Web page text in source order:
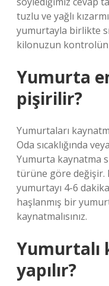
tuzlu ve yağlı
yumurtayla birlikte
kilonuzun
Yumurta
pişirilir?
Yumurtaları
Oda sıcaklığında
Yumurta kaynatma
türüne göre değişir.
yumurtayı 4-6
haşlanmış bir
kaynatmalısınız.
Yumurtalı
yapılır?